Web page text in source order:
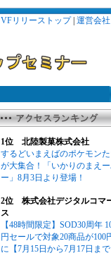
VFリリーストップ| 運営会社
1位 北陸製菓株式会社
するどいまえばのポケモン
が大集合！「いかりのまえ
ー」8月3日より登場！
2位 株式会社デジタルコマ
ス
【48時間限定】SOD30周年
円セールで対象20商品が100
に【7月15日から7月17日まで